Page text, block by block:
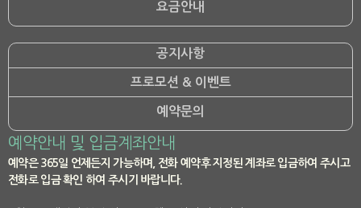
요금안내
공지사항
프로모션 & 이벤트
예약문의
예약안내 및 입금계좌안내
예약은 365일 언제든지 가능하며, 전화 예약후 지정된 계좌로 입금하여 주시고
전화로 입금 확인 하여 주시기 바랍니다.